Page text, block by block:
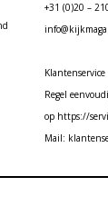
+31 (0)20 –
Klantenservice
Regel
op https://
Mail: